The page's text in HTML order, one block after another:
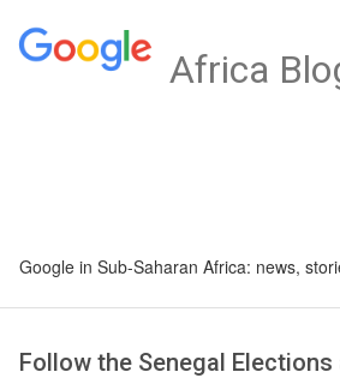
Africa
Google in Sub-Saharan Africa: news,
Follow the Senegal